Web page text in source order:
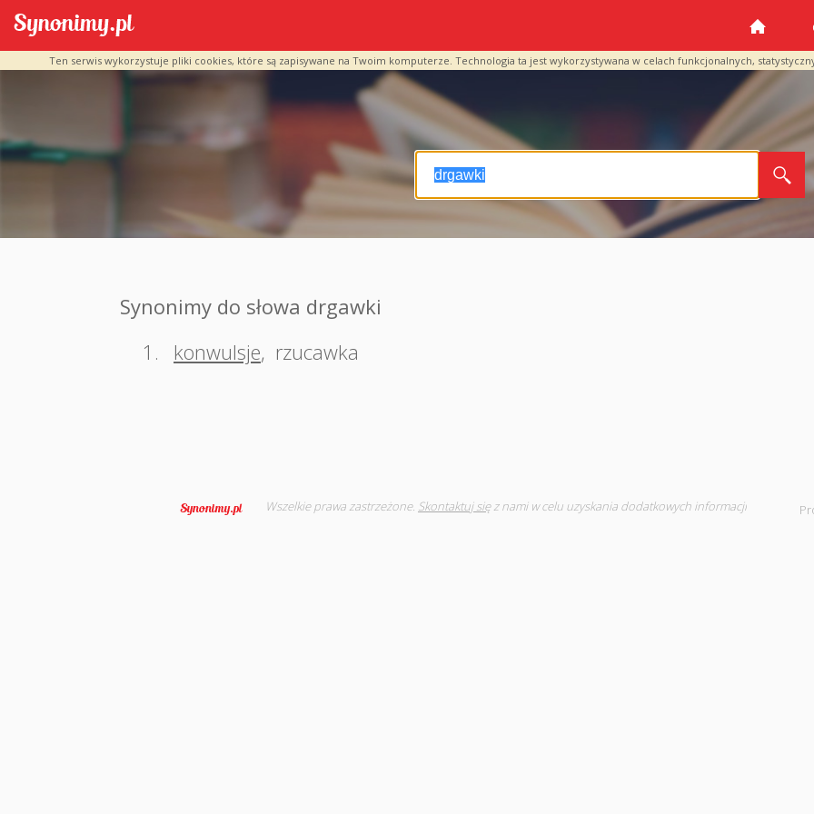
Ten serwis wykorzystuje pliki cookies, które są zapisywane na Twoim komputerze. Technologia ta jest wykorzystywana w celach funkcjonalnych,
Synonimy do słowa drgawki
1.
konwulsje, rzucawka
Wszelkie prawa zastrzeżone. Skontaktuj sięz nami w celu uzyskania dodatkowych informacji